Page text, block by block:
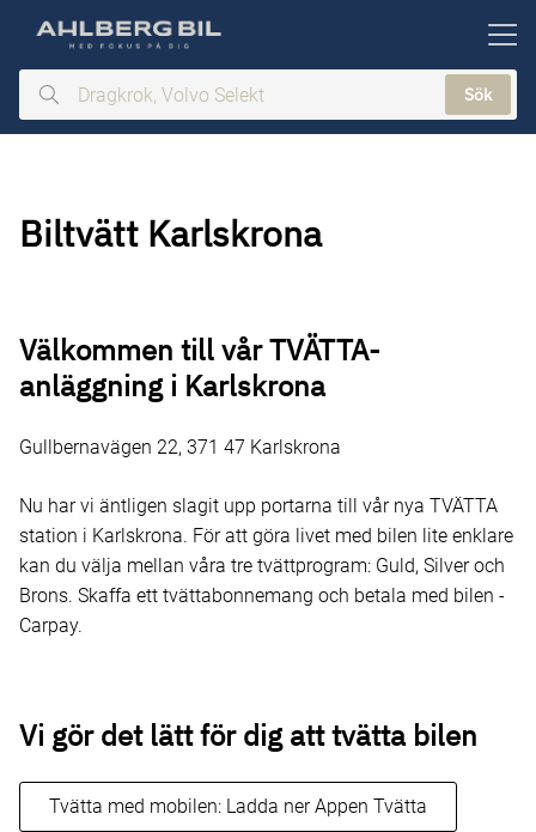
huvudinnehållet
Dragkrok,
Volvo
Sök
Biltvätt Karlskrona
Välkommen till vår TVÄTTA-
anläggning i Karlskrona
Gullbernavägen 22, 371 47 Karlskrona
Nu har vi äntligen slagit upp portarna till vår nya TVÄTTA
station i Karlskrona. För att göra livet med bilen lite enklare
kan du välja mellan våra tre tvättprogram: Guld, Silver och
Brons. Skaffa ett tvättabonnemang och betala med bilen -
Carpay.
Vi gör det lätt för dig att tvätta bilen
Tvätta med mobilen: Ladda ner Appen Tvätta